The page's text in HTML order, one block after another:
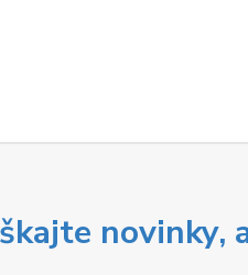
novinky,